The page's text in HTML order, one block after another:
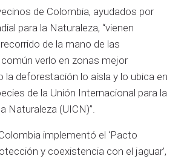
de Colombia, ayudados por
para la Naturaleza, “vienen
de la mano de las
verlo en zonas mejor
la deforestación lo aísla y lo ubica en
de la Unión Internacional para la
Naturaleza (UICN)”.
implementó el ‘Pacto
y coexistencia con el jaguar’,